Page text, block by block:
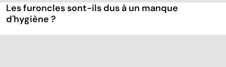
Les furoncles sont-ils dus à un manque
d'hygiène ?